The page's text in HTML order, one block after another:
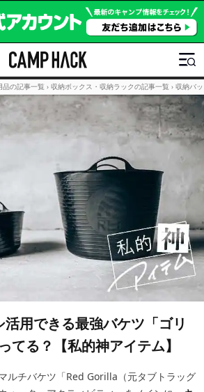
品の記事一覧 › 収納ボックス・収納ラックの記事一覧 › 収納バ
用できる最強バケツ「ゴリ
てる？【私的神アイテム】
ルチバケツ「Red Gorilla（元タブトラッグ